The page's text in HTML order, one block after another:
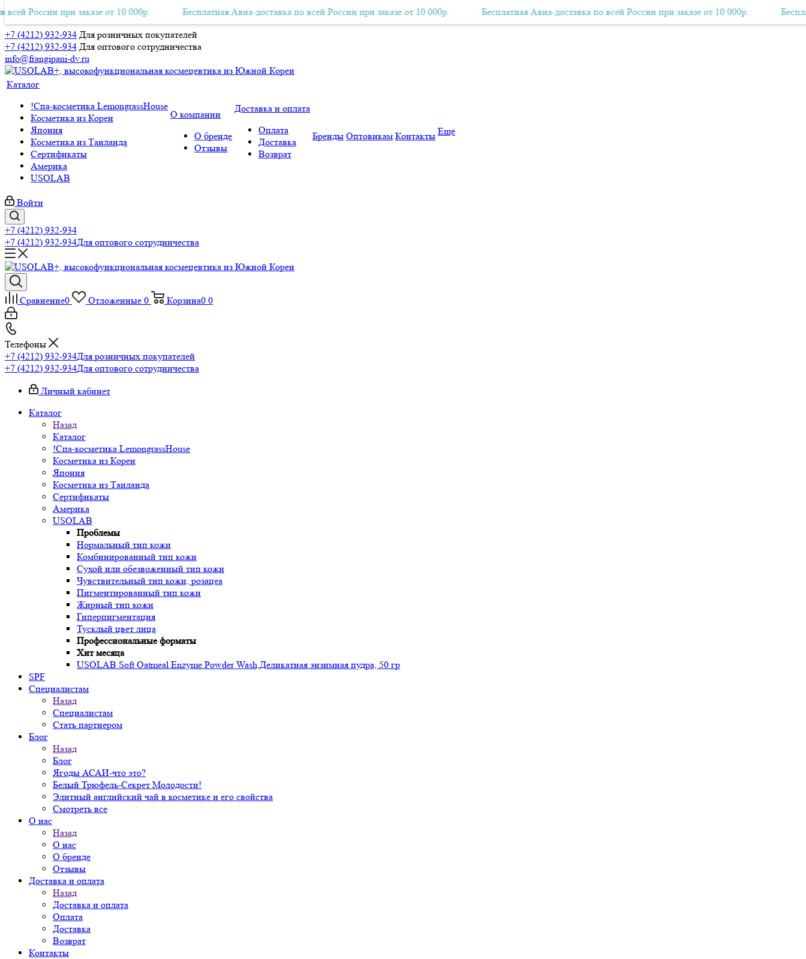
+7 (4212) 932-934 Для розничных покупателей
+7 (4212) 932-934 Для оптового сотрудничества
info@frangipani-dv.ru
Авиа-доставка по всей России при заказе от 10 000р. Бесплатная Авиа-доставка по всей России при заказе от 10 000р. Бесплатная Авиа-доставка по всей России при заказе от
при заказе от 10 000р. Бесплатная Авиа-доставка по всей России при заказе от 10 000р. Бесплатная Авиа-доставка по всей России при заказе от 10 000р. Бесплатная
Каталог
!Спа-косметика LemongrassHouse
Косметика из Кореи
Япония
Косметика из Таиланда
Сертификаты
Америка
USOLAB
О компании
О бренде
Отзывы
Доставка и оплата
Оплата
Доставка
Возврат
Бренды Оптовикам Контакты Ещё
Войти
+7 (4212) 932-934
+7 (4212) 932-934Для оптового сотрудничества
Сравнение0 Отложенные 0 Корзина0 0
Телефоны
+7 (4212) 932-934Для розничных покупателей
+7 (4212) 932-934Для оптового сотрудничества
Личный кабинет
Каталог
Назад
Каталог
!Спа-косметика LemongrassHouse
Косметика из Кореи
Япония
Косметика из Таиланда
Сертификаты
Америка
USOLAB
Проблемы
Нормальный тип кожи
Комбинированный тип кожи
Сухой или обезвоженный тип кожи
Чувствительный тип кожи, розацеа
Пигментированный тип кожи
Жирный тип кожи
Гиперпигментация
Тусклый цвет лица
Профессиональные форматы
Хит месяца
USOLAB Soft Oatmeal Enzyme Powder Wash,Деликатная энзимная пудра, 50 гр
SPF
Специалистам
Назад
Специалистам
Стать партнером
Блог
Назад
Блог
Ягоды АСАИ-что это?
Белый Трюфель-Секрет Молодости!
Элитный английский чай в косметике и его свойства
Смотреть все
О нас
Назад
О нас
О бренде
Отзывы
Доставка и оплата
Назад
Доставка и оплата
Оплата
Доставка
Возврат
Контакты